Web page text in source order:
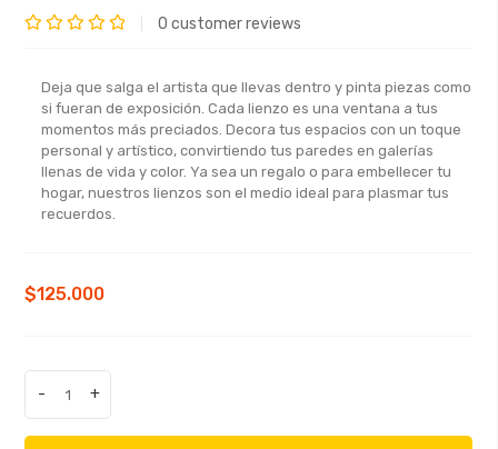
Deja que salga el artista que llevas dentro y pinta piezas como
si fueran de exposición. Cada lienzo es una ventana a tus
momentos más preciados. Decora tus espacios con un toque
personal y artístico, convirtiendo tus paredes en galerías
llenas de vida y color. Ya sea un regalo o para embellecer tu
hogar, nuestros lienzos son el medio ideal para plasmar tus
recuerdos.
de
0 customer reviews
$125.000
- +